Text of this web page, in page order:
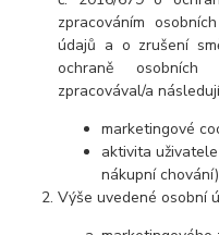
zpracováním
údajů a o zrušení
ochraně
zpracovával/a
marketingové
aktivita
nákupní chování)
Výše uvedené osobní